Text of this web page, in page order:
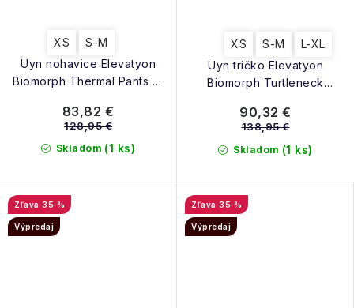
Uyn nohavice Elevatyon
Biomorph Thermal Pants W
XS S-M
Skladom (1 ks)
83,82 €
128,95 €
Uyn tričko Elevatyon
Biomorph Turtleneck
yarrow
XS S-M L-XL
Skladom (1 ks)
90,32 €
138,95 €
35 %
Výpredaj
35 %
Výpredaj